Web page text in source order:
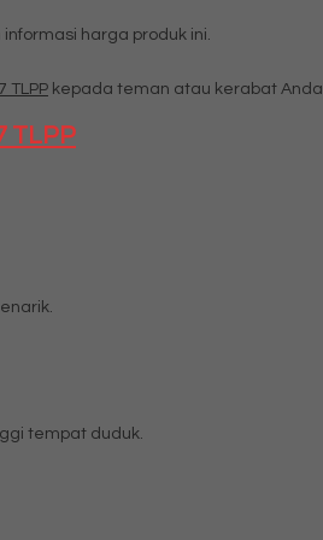
harga produk ini.
TLPP kepada teman atau kerabat Anda.
TLPP
tempat duduk.